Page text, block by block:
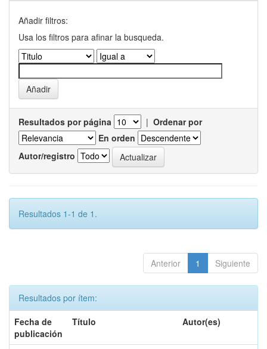
Añadir filtros:
Usa los filtros para afinar la busqueda.
Resultados por página | Ordenar por
En orden
Autor/registro
Resultados 1-1 de 1.
Anterior 1 Siguiente
Resultados por ítem:
Fecha de
publicación
Título Autor(es)